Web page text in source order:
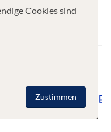
Cookies sind
Zustimmen